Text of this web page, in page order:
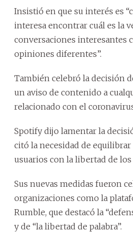
Insistió en que su interés es
interesa encontrar cuál es la
conversaciones interesantes
opiniones diferentes”.
También celebró la decisión
un aviso de contenido a
relacionado con el
Spotify dijo lamentar la
citó la necesidad de equilibrar
usuarios con la libertad de los
Sus nuevas medidas fueron
organizaciones como la
Rumble, que destacó la
y de “la libertad de palabra”.